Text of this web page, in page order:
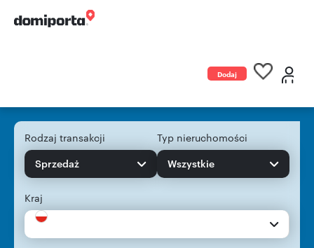
Dodaj
Rodzaj transakcji
Sprzedaż
Typ nieruchomości
Wszystkie
Kraj